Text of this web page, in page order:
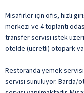
Misafirler için ofis, hızlı
merkezi ve 4 toplantı
transfer servisi istek
otelde (ücretli) otopark
Restoranda yemek
servisi sunuluyor. Barda/